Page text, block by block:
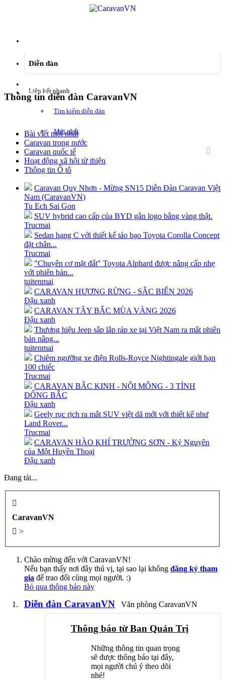
Diễn đàn
Liên kết nhanh
Tìm kiếm diễn đàn
Mới nhất
Đăng ký
Thông tin diễn đàn CaravanVN
Bài viết mới nhất
Caravan trong nước
Caravan quốc tế
Hoạt động xã hội từ thiện
Thông tin Ô tô
Caravan Quy Nhơn - Mừng SN15 Diễn Đàn Caravan Việt
Nam (CaravanVN)
Tu Ech Sai Gon
SUV hybrid cao cấp của BYD gắn logo bằng vàng thật.
Trucmai
Sedan hạng C với thiết kế táo bạo Toyota Corolla Concept
đặt chân...
Trucmai
"Chuyên cơ mặt đất" Toyota Alphard được nâng cấp nhẹ
với phiên bản...
tuitenmai
CARAVAN HƯƠNG RỪNG - SẮC BIỂN 2026
Đậu xanh
CARAVAN TÂY BẮC MÙA VÀNG 2026
Đậu xanh
Thương hiệu Jeep sắp lắp ráp xe tại Việt Nam ra mắt phiên
bản nâng...
tuitenmai
Chiêm ngưỡng xe điện Rolls-Royce Nightingale giới hạn
100 chiếc
Trucmai
CARAVAN BẮC KINH - NỘI MÔNG - 3 TỈNH
ĐÔNG BẮC
Đậu xanh
Geely rục rịch ra mắt SUV việt dã mới với thiết kế như
Land Rover...
Trucmai
CARAVAN HÀO KHÍ TRƯỜNG SƠN - Kỷ Nguyên
của Một Huyền Thoại
Đậu xanh
Đang tải...
CaravanVN
>
Chào mừng đến với CaravanVN!
Nếu bạn thấy nơi đây thú vị, tại sao lại không đăng ký tham
gia để trao đổi cùng mọi người. :)
Bỏ qua thông báo này
Diễn đàn CaravanVN Văn phòng CaravanVN
Thông báo từ Ban Quản Trị
Những thông tin quan trọng
sẽ được thông báo tại đây,
mọi người chú ý theo dõi
nhé!